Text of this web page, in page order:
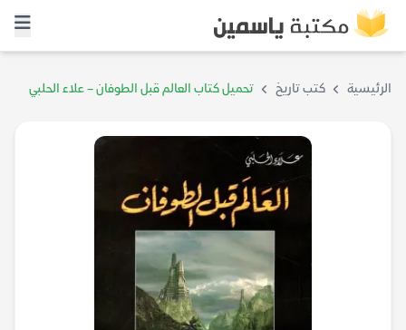
الرئيسية كتب تاريخ تحميل كتاب العالم قبل الطوفان – علاء الحلبي